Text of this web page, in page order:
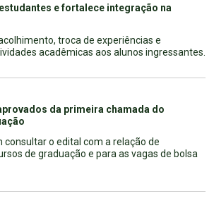
e fortalece integração na
troca de experiências e
acadêmicas aos alunos ingressantes.
da primeira chamada do
consultar o edital com a relação de
de graduação e para as vagas de bolsa